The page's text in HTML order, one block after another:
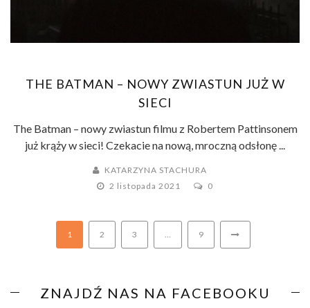
THE BATMAN – NOWY ZWIASTUN JUŻ W
SIECI
The Batman – nowy zwiastun filmu z Robertem Pattinsonem
już krąży w sieci! Czekacie na nową, mroczną odsłonę ...
KATARZYNA STACHURA
2 listopada 2021
0
1 2 3 9
ZNAJDŹ NAS NA FACEBOOKU